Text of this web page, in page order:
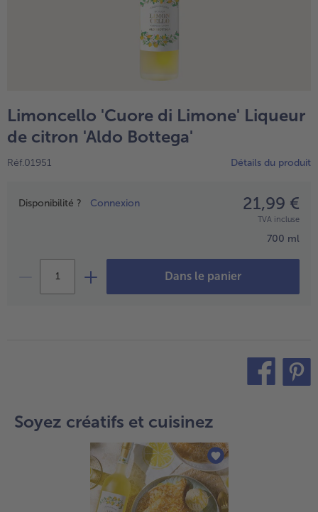
Limoncello 'Cuore di Limone' Liqueur
de citron 'Aldo Bottega'
Réf.01951 Détails du produit
Prix
Disponibilité ? Connexion 21,99 €
TVA incluse
700 ml
Dans le panier
Soyez créatifs et cuisinez